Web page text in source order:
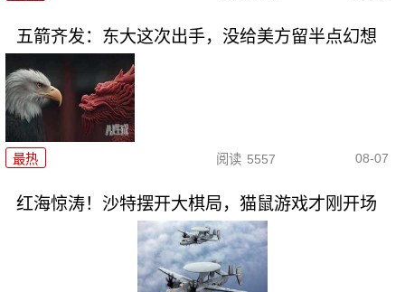
五箭齐发：东大这次出手，没给美方留半点幻想
最热 阅读 5557 08-07
红海惊涛！沙特摆开大棋局，猫鼠游戏才刚开场